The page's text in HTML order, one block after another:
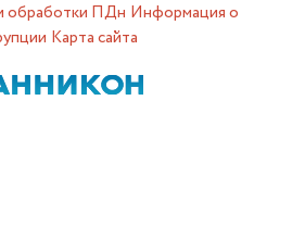
обработки ПДн Информация о
Карта сайта